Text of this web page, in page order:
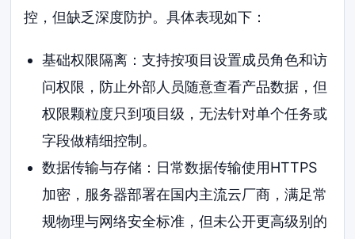
控，但缺乏深度防护。具体表现如下：
基础权限隔离：支持按项目设置成员角色和访
问权限，防止外部人员随意查看产品数据，但
权限颗粒度只到项目级，无法针对单个任务或
字段做精细控制。
数据传输与存储：日常数据传输使用HTTPS
加密，服务器部署在国内主流云厂商，满足常
规物理与网络安全标准，但未公开更高级别的